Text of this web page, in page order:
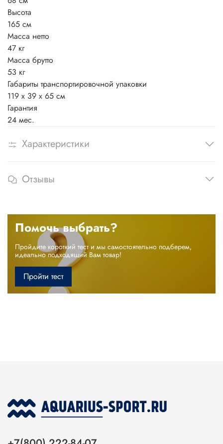
Высота
165 см
Масса нетто
47 кг
Масса брутто
53 кг
Габариты транспортировочной упаковки
119 x 39 x 65 см
Гарантия
24 мес.
Характеристики
Отзывы
Помочь выбрать?
Пройдите короткий тест и мы самостоятельно подберем,
идеально подходящий Вам товар!
Пройти тест